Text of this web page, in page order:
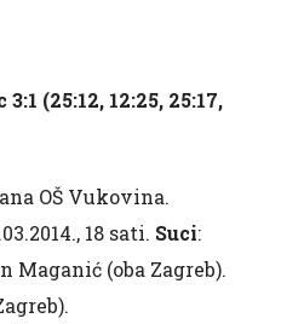
(25:12, 12:25, 25:17,
OŠ Vukovina.
18 sati. Suci:
Maganić (oba Zagreb).